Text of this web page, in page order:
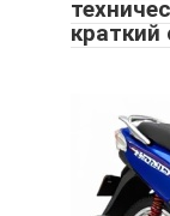
краткий